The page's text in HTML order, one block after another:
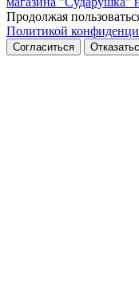
Продолжая
Политикой
Согласиться